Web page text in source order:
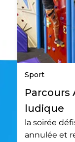
Sport
Parcours
ludique
la soirée
annulée et